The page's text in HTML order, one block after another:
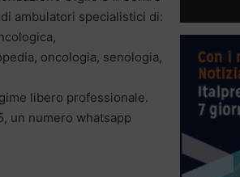
ambulatori specialistici di:
oncologia, senologia,
libero professionale.
un numero whatsapp